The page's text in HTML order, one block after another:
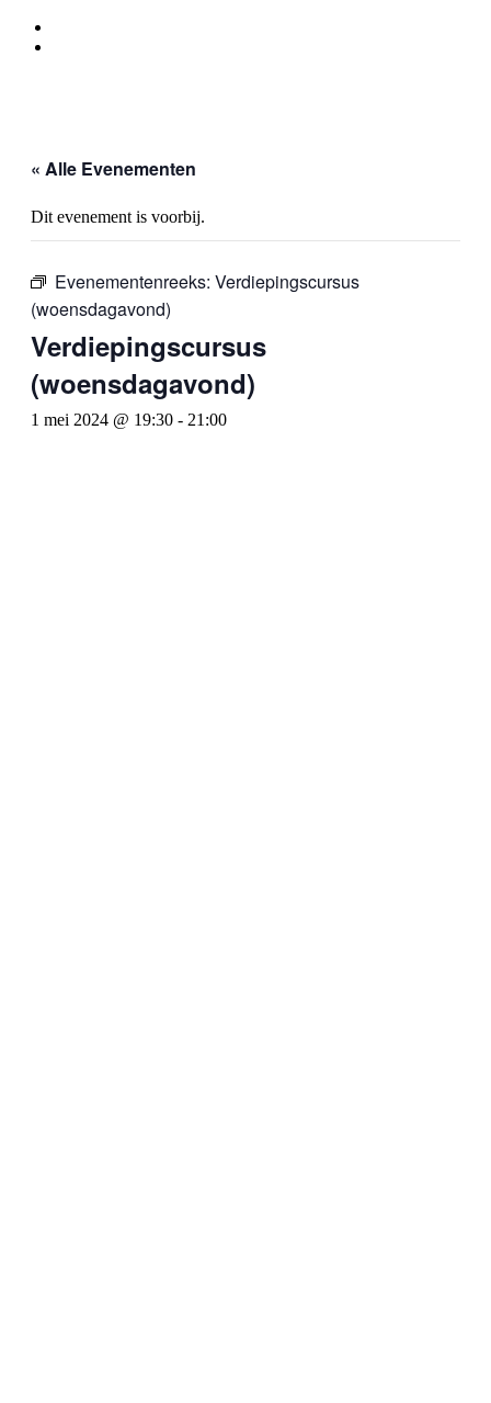
« Alle Evenementen
Dit evenement is voorbij.
Evenementenreeks: Verdiepingscursus
(woensdagavond)
Verdiepingscursus
(woensdagavond)
1 mei 2024 @ 19:30 - 21:00